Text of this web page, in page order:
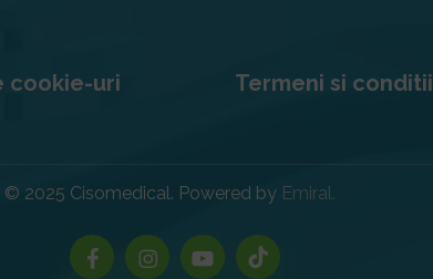
cookie-uri Termeni si conditii
© 2025 Cisomedical. Powered by Emiral.